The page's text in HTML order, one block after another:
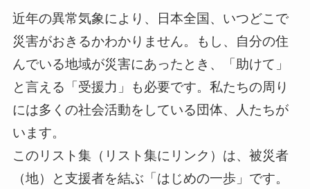
近年の異常気象により、日本全国、いつどこで
災害がおきるかわかりません。もし、自分の住
んでいる地域が災害にあったとき、「助けて」
と言える「受援力」も必要です。私たちの周り
には多くの社会活動をしている団体、人たちが
います。
このリスト集（リスト集にリンク）は、被災者
（地）と支援者を結ぶ「はじめの一歩」です。